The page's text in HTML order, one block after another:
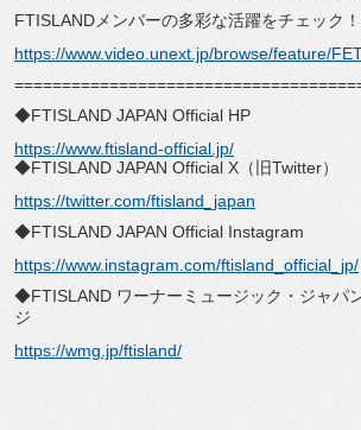
FTISLANDメンバーの多彩な活躍をチェック！
https://www.video.unext.jp/browse/feature/
◆FTISLAND JAPAN Official HP
https://www.ftisland-official.jp/
◆FTISLAND JAPAN Official X（旧Twitter）
https://twitter.com/ftisland_japan
◆FTISLAND JAPAN Official Instagram
https://www.instagram.com/ftisland_official_jp/
◆FTISLAND ワーナーミュージック・ジャパ
ジ
https://wmg.jp/ftisland/